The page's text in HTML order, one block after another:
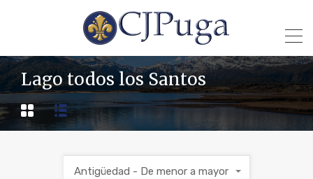
Lago todos los Santos
Antigüedad - De menor a mayor